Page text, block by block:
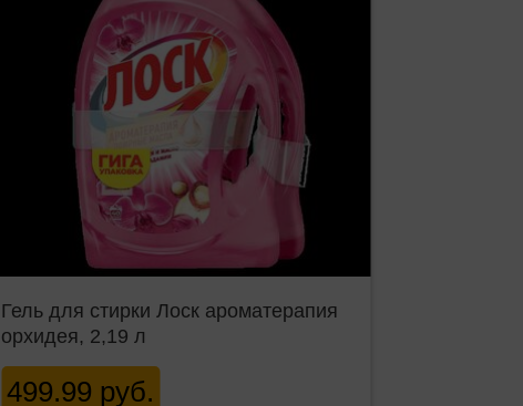
Гель для стирки Лоск ароматерапия
орхидея, 2,19 л
499.99 руб.